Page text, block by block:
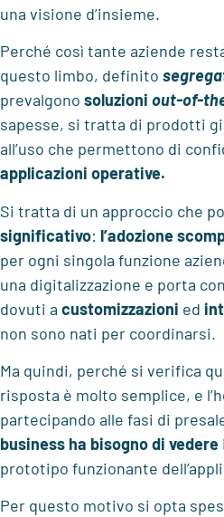
una visione d’insieme.
Perché così tante aziende
questo limbo, definito
prevalgono soluzioni out-of-
sapesse, si tratta di prodotti
all’uso che permettono di
applicazioni operative.
Si tratta di un approccio che
significativo: l’adozione
per ogni singola funzione
una digitalizzazione e porta
dovuti a customizzazioni ed
non sono nati per coordinarsi.
Ma quindi, perché si verifica
risposta è molto semplice, e
partecipando alle fasi di
business ha bisogno di vedere
prototipo funzionante
Per questo motivo si opta